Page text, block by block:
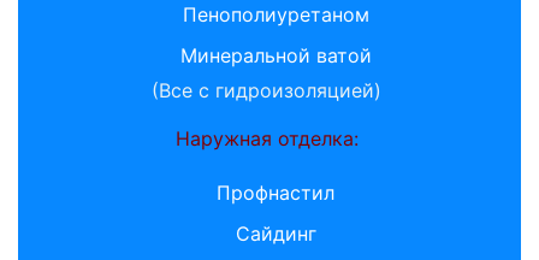
Пенополиуретаном
Минеральной ватой
(Все с гидроизоляцией)
Наружная отделка:
Профнастил
Сайдинг